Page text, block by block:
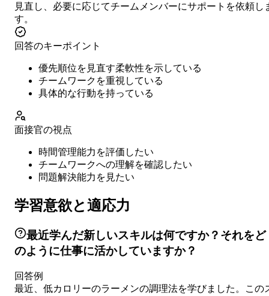
見直し、必要に応じてチームメンバーにサポートを依頼し
す。
回答のキーポイント
優先順位を見直す柔軟性を示している
チームワークを重視している
具体的な行動を持っている
面接官の視点
時間管理能力を評価したい
チームワークへの理解を確認したい
問題解決能力を見たい
学習意欲と適応力
最近学んだ新しいスキルは何ですか？それをど
のように仕事に活かしていますか？
回答例
最近、低カロリーのラーメンの調理法を学びました。この